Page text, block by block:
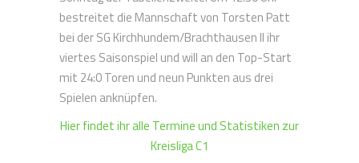
bestreitet die Mannschaft von Torsten Patt
bei der SG Kirchhundem/Brachthausen II ihr
viertes Saisonspiel und will an den Top-Start
mit 24:0 Toren und neun Punkten aus drei
Spielen anknüpfen.
Hier findet ihr alle Termine und Statistiken zur
Kreisliga C1